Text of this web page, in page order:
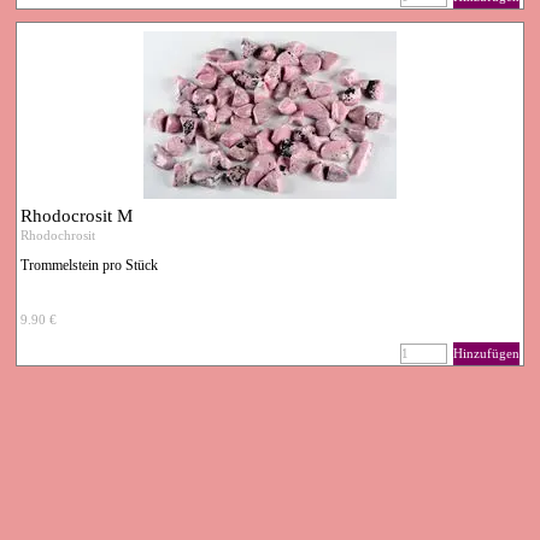
Rhodocrosit M
Rhodochrosit
Trommelstein pro Stück
9.90 €
Hinzufügen